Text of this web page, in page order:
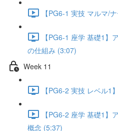
【PG6-1 実技 マルマ/
【PG6-1 座学 基礎1】
の仕組み (3:07)
Week 11
【PG6-2 実技 レベル1
【PG6-2 座学 基礎1】
概念 (5:37)